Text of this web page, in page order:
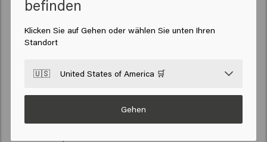
kleben, damit man weiß, was in der Flasche ist, ich habe es
Stelle bleibt, wenn es nass wird.
Ich finde, es ist ein sehr schönes Shampoo.
Minuten.
Es tut, was es sagt.
Werd nicht lila, sondern nimm die Heizung ab.
Im Gegensatz zu anderen (silbernen) Shampoos trocknet
befinden
Klicken Sie auf Gehen oder wählen Sie unten Ihren
Standort
🇺🇸 United States of America 🛒
Gehen